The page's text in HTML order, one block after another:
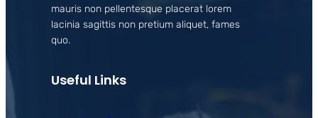
mauris non pellentesque placerat lorem
lacinia sagittis non pretium aliquet, fames
quo.
Useful Links